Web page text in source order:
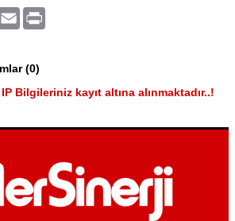
Email
(0)
Bilgileriniz kayıt altına alınmaktadır..!